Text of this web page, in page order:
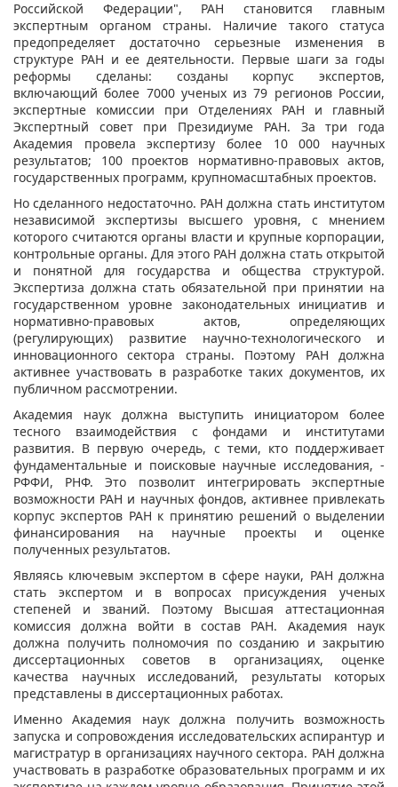
Российской Федерации", РАН становится главным
экспертным органом страны. Наличие такого статуса
предопределяет достаточно серьезные изменения в
структуре РАН и ее деятельности. Первые шаги за годы
реформы сделаны: созданы корпус экспертов,
включающий более 7000 ученых из 79 регионов России,
экспертные комиссии при Отделениях РАН и главный
Экспертный совет при Президиуме РАН. За три года
Академия провела экспертизу более 10 000 научных
результатов; 100 проектов нормативно-правовых актов,
государственных программ, крупномасштабных проектов.
Но сделанного недостаточно. РАН должна стать институтом
независимой экспертизы высшего уровня, с мнением
которого считаются органы власти и крупные корпорации,
контрольные органы. Для этого РАН должна стать открытой
и понятной для государства и общества структурой.
Экспертиза должна стать обязательной при принятии на
государственном уровне законодательных инициатив и
нормативно-правовых актов, определяющих
(регулирующих) развитие научно-технологического и
инновационного сектора страны. Поэтому РАН должна
активнее участвовать в разработке таких документов, их
публичном рассмотрении.
Академия наук должна выступить инициатором более
тесного взаимодействия с фондами и институтами
развития. В первую очередь, с теми, кто поддерживает
фундаментальные и поисковые научные исследования, -
РФФИ, РНФ. Это позволит интегрировать экспертные
возможности РАН и научных фондов, активнее привлекать
корпус экспертов РАН к принятию решений о выделении
финансирования на научные проекты и оценке
полученных результатов.
Являясь ключевым экспертом в сфере науки, РАН должна
стать экспертом и в вопросах присуждения ученых
степеней и званий. Поэтому Высшая аттестационная
комиссия должна войти в состав РАН. Академия наук
должна получить полномочия по созданию и закрытию
диссертационных советов в организациях, оценке
качества научных исследований, результаты которых
представлены в диссертационных работах.
Именно Академия наук должна получить возможность
запуска и сопровождения исследовательских аспирантур и
магистратур в организациях научного сектора. РАН должна
участвовать в разработке образовательных программ и их